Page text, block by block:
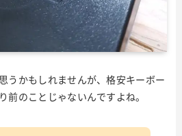
うかもしれませんが、格安キーボー
前のことじゃないんですよね。